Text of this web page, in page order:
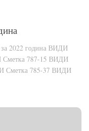
2022 година ВИДИ
Сметка 787-15 ВИДИ
Сметка 785-37 ВИДИ